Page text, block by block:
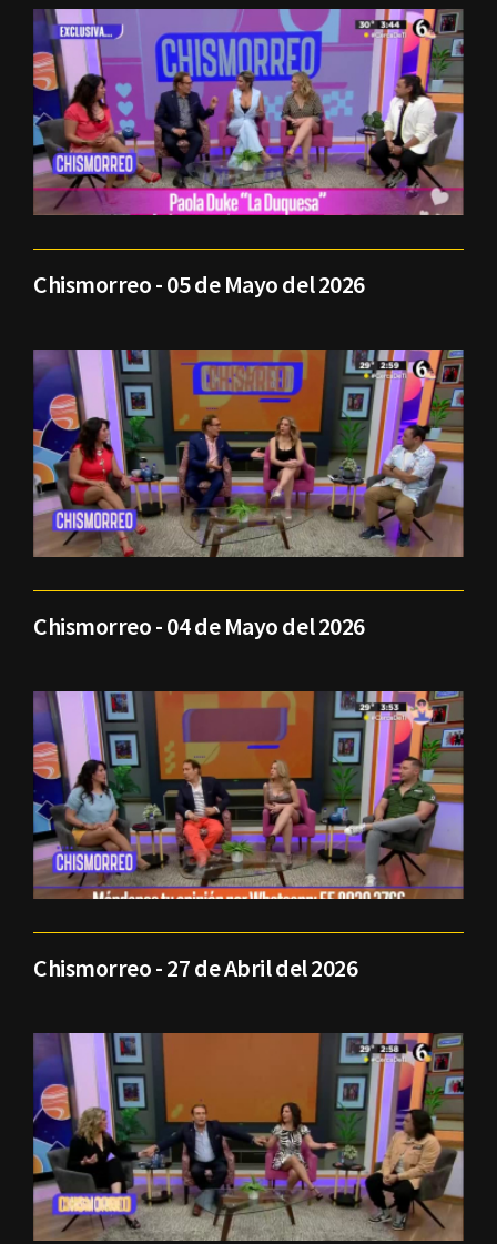
Chismorreo - 05 de Mayo del 2026
Chismorreo - 04 de Mayo del 2026
Chismorreo - 27 de Abril del 2026